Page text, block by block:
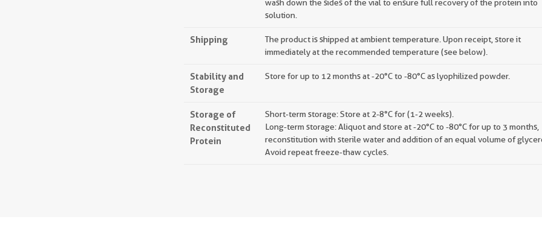
wash down the sides of the vial to ensure full recovery of the protein into
solution.
Shipping
The product is shipped at ambient temperature. Upon receipt, store it
immediately at the recommended temperature (see below).
Stability and
Storage
Store for up to 12 months at -20°C to -80°C as lyophilized powder.
Storage of
Reconstituted
Protein
Short-term storage: Store at 2-8°C for (1-2 weeks).
Long-term storage: Aliquot and store at -20°C to -80°C for up to 3 months,
reconstitution with sterile water and addition of an equal volume of
Avoid repeat freeze-thaw cycles.